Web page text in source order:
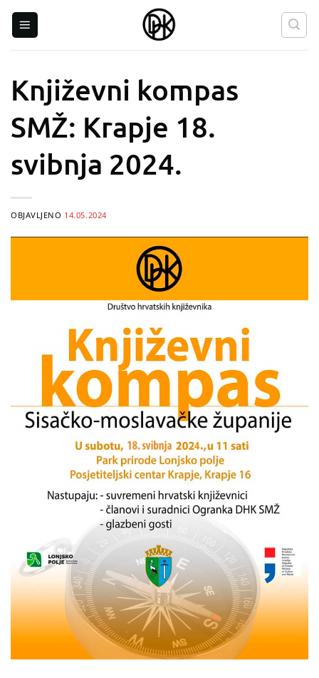
Književni kompas
SMŽ: Krapje 18.
svibnja 2024.
OBJAVLJENO 14.05.2024